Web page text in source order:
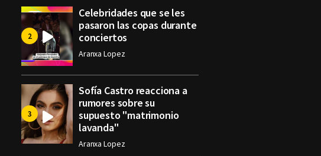
Celebridades que se les
pasaron las copas durante
conciertos
Aranxa Lopez
Sofía Castro reacciona a
rumores sobre su
supuesto "matrimonio
lavanda"
Aranxa Lopez